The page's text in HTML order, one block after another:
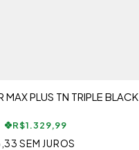
MAX PLUS TN TRIPLE BLACK
R$1.329,99
SEM JUROS